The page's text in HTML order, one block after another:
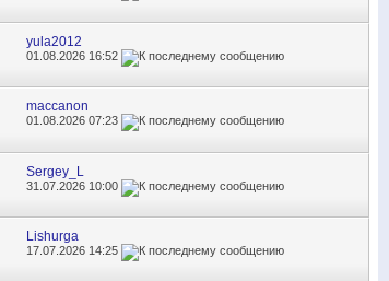
yula2012
01.08.2026 16:52
maccanon
01.08.202607:23
Sergey_L
31.07.2026 10:00
Lishurga
17.07.2026 14:25